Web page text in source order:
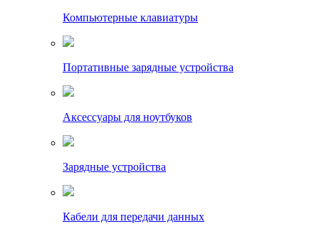
Компьютерные клавиатуры
Портативные зарядные устройства
Аксессуары для ноутбуков
Зарядные устройства
Кабели для передачи данных